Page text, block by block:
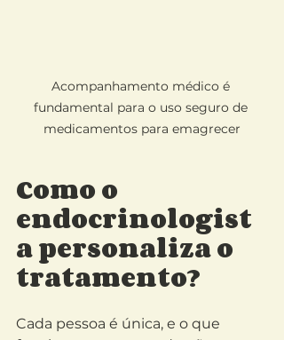
Acompanhamento médico é
fundamental para o uso seguro de
medicamentos para emagrecer
Como o
endocrinologist
a personaliza o
tratamento?
Cada pessoa é única, e o que